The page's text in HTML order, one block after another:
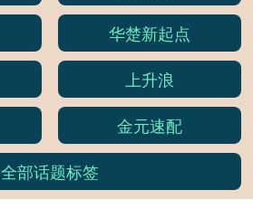
华楚新起点
上升浪
金元速配
全部话题标签